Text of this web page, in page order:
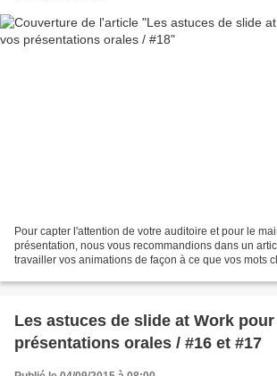
Pour capter l'attention de votre auditoire et pour le
présentation, nous vous recommandions dans un
travailler vos animations de façon à ce que vos mots
Les astuces de slide at Work
présentations orales / #16 et #17